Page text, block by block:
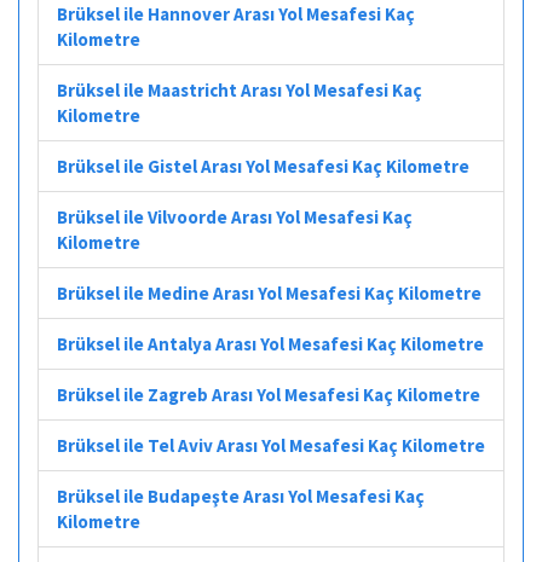
Brüksel ile Hannover Arası Yol Mesafesi Kaç
Kilometre
Brüksel ile Maastricht Arası Yol Mesafesi Kaç
Kilometre
Brüksel ile Gistel Arası Yol Mesafesi Kaç Kilometre
Brüksel ile Vilvoorde Arası Yol Mesafesi Kaç
Kilometre
Brüksel ile Medine Arası Yol Mesafesi Kaç Kilometre
Brüksel ile Antalya Arası Yol Mesafesi Kaç Kilometre
Brüksel ile Zagreb Arası Yol Mesafesi Kaç Kilometre
Brüksel ile Tel Aviv Arası Yol Mesafesi Kaç Kilometre
Brüksel ile Budapeşte Arası Yol Mesafesi Kaç
Kilometre